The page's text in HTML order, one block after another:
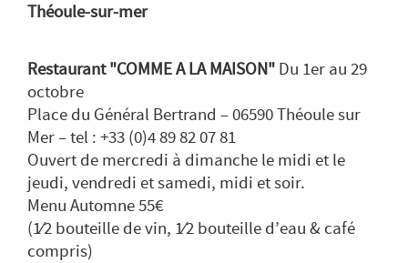
Théoule-sur-mer
Restaurant "COMME A LA MAISON" Du 1er au 29
octobre
Place du Général Bertrand – 06590 Théoule sur
Mer – tel : +33 (0)4 89 82 07 81
Ouvert de mercredi à dimanche le midi et le
jeudi, vendredi et samedi, midi et soir.
Menu Automne 55€
(1⁄2 bouteille de vin, 1⁄2 bouteille d’eau & café
compris)